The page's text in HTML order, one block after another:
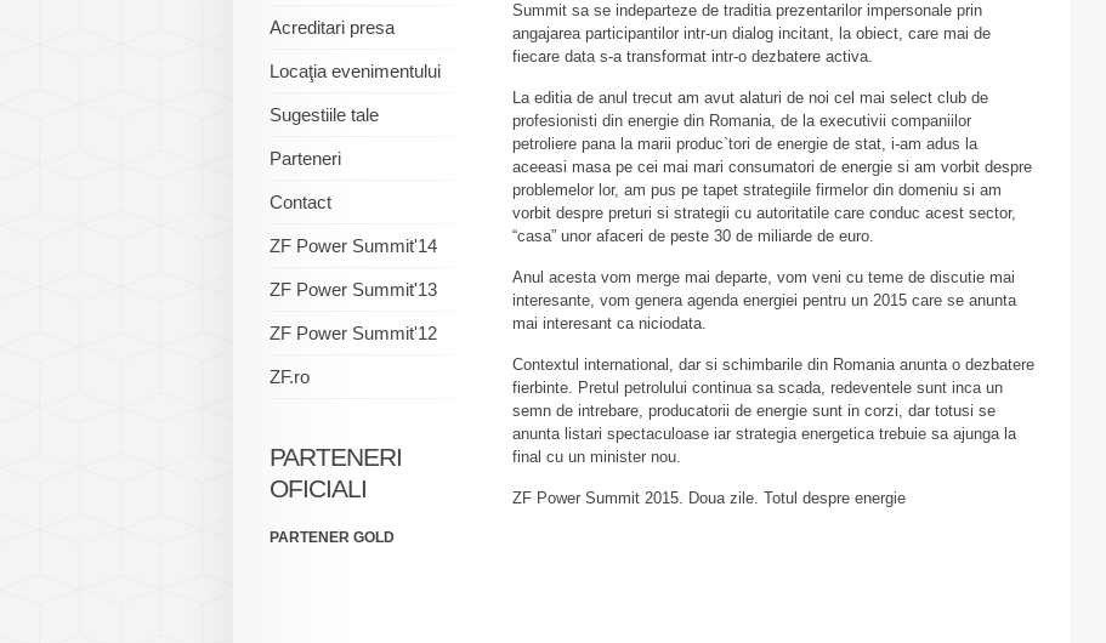
Acreditari presa
Locaţia evenimentului
Sugestiile tale
Parteneri
Contact
ZF Power Summit'14
ZF Power Summit'13
ZF Power Summit'12
ZF.ro
PARTENERI
OFICIALI
PARTENER GOLD
Summit sa se indeparteze de traditia prezentarilor impersonale prin
angajarea participantilor intr-un dialog incitant, la obiect, care mai de
fiecare data s-a transformat intr-o dezbatere activa.
La editia de anul trecut am avut alaturi de noi cel mai select club de
profesionisti din energie din Romania, de la executivii companiilor
petroliere pana la marii produc`tori de energie de stat, i-am adus la
aceeasi masa pe cei mai mari consumatori de energie si am vorbit despre
problemelor lor, am pus pe tapet strategiile firmelor din domeniu si am
vorbit despre preturi si strategii cu autoritatile care conduc acest sector,
“casa” unor afaceri de peste 30 de miliarde de euro.
Anul acesta vom merge mai departe, vom veni cu teme de discutie mai
interesante, vom genera agenda energiei pentru un 2015 care se anunta
mai interesant ca niciodata.
Contextul international, dar si schimbarile din Romania anunta o dezbatere
fierbinte. Pretul petrolului continua sa scada, redeventele sunt inca un
semn de intrebare, producatorii de energie sunt in corzi, dar totusi se
anunta listari spectaculoase iar strategia energetica trebuie sa ajunga la
final cu un minister nou.
ZF Power Summit 2015. Doua zile. Totul despre energie